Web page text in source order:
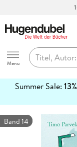
Hugendubel
Menu
Summer Sale:
erfahren
Band 14